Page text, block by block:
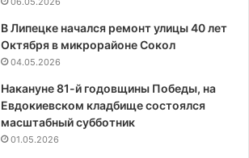
В Липецке начался ремонт улицы 40 лет
Октября в микрорайоне Сокол
04.05.2026
Накануне 81-й годовщины Победы, на
Евдокиевском кладбище состоялся
масштабный субботник
01.05.2026